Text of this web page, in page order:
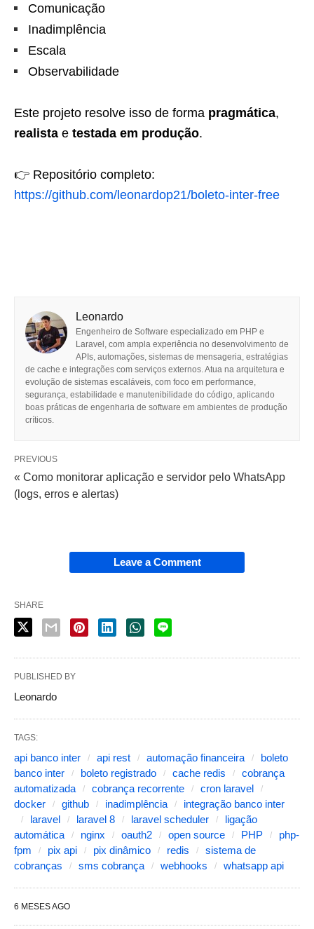
Comunicação
Inadimplência
Escala
Observabilidade
Este projeto resolve isso de forma pragmática,
realista e testada em produção.
👉 Repositório completo:
https://github.com/leonardop21/boleto-inter-free
Leonardo
Engenheiro de Software especializado em PHP e
Laravel, com ampla experiência no desenvolvimento de
APIs, automações, sistemas de mensageria, estratégias
de cache e integrações com serviços externos. Atua na arquitetura e
evolução de sistemas escaláveis, com foco em performance,
segurança, estabilidade e manutenibilidade do código, aplicando
boas práticas de engenharia de software em ambientes de produção
críticos.
PREVIOUS
« Como monitorar aplicação e servidor pelo WhatsApp
(logs, erros e alertas)
Leave a Comment
SHARE
PUBLISHED BY
Leonardo
TAGS:
api banco inter api rest automação financeira
boleto
banco inter
boleto registrado cache redis
cobrança
automatizada
cobrança recorrente
cron laravel
docker
github inadimplência
integração banco inter
laravel
laravel 8 laravel scheduler
ligação
automática
nginx oauth2 open source PHP
php-
fpm
pix api pix dinâmico redis
sistema de
cobranças
sms cobrança webhooks whatsapp api
6 MESES AGO